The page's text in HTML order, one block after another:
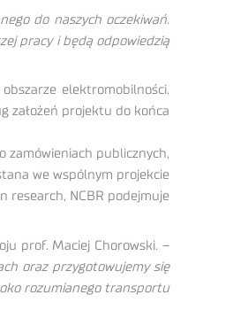
do naszych oczekiwań.
pracy i będą odpowiedzią
elektromobilności.
założeń projektu do końca
zamówieniach publicznych,
we wspólnym projekcie
research, NCBR podejmuje
prof. Maciej Chorowski. –
oraz przygotowujemy się
rozumianego transportu